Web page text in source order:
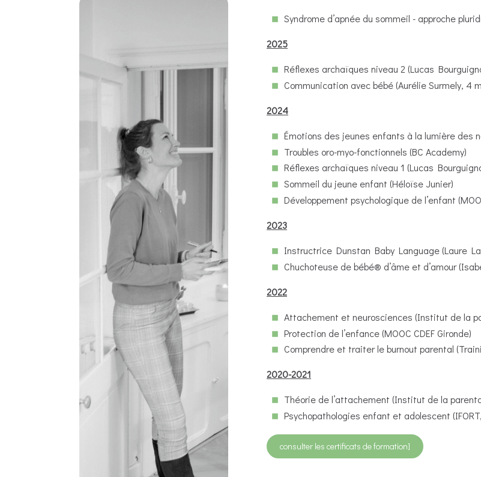
Syndrome d’apnée du sommeil - approche
2025
Réflexes archaïques niveau 2 (Lucas
Communication avec bébé (Aurélie Surmely, 4
2024
Émotions des jeunes enfants à la lumière des
Troubles oro-myo-fonctionnels (BC Academy)
Réflexes archaïques niveau 1 (Lucas
Sommeil du jeune enfant (Héloïse Junier)
Développement psychologique de l’enfant
2023
Instructrice Dunstan Baby Language (Laure
Chuchoteuse de bébé® d’âme et d’amour
2022
Attachement et neurosciences (Institut de la
Protection de l’enfance (MOOC CDEF Gironde)
Comprendre et traiter le burnout parental
2020-2021
Théorie de l’attachement (Institut de la
Psychopathologies enfant et adolescent
consulter les certificats de formation]